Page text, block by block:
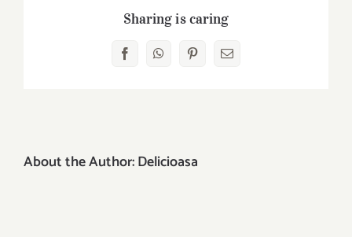
Sharing is caring
FacebookWhatsAppPinterest
E-
About the Author:Delicioasa